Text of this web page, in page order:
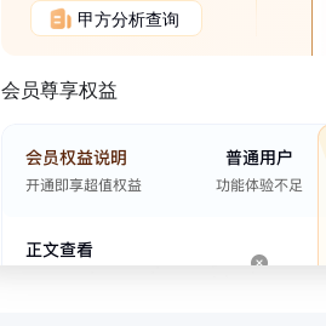
甲方分析查询
会员尊享权益